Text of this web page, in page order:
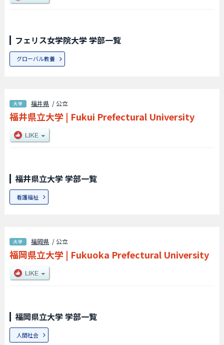
フェリス女学院大学 学部一覧
グローバル教養
福井県 / 公立
福井県立大学 | Fukui Prefectural University
福井県立大学 学部一覧
看護福祉
福岡県 / 公立
福岡県立大学 | Fukuoka Prefectural University
福岡県立大学 学部一覧
人間社会